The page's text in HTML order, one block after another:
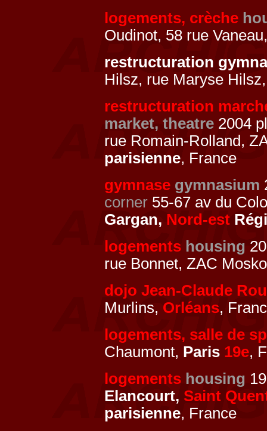
logements, crèche
Oudinot, 58 rue
restructuration
Hilsz, rue Maryse
restructuration
market, theatre 2004
rue Romain-Rolland,
parisienne, France
gymnase gymnasium
corner 55-67 av du
Gargan, Nord-est
logements housing
rue Bonnet, ZAC
dojo Jean-Claude
Murlins, Orléans,
logements, salle de
Chaumont, Paris 19e,
logements housing
Elancourt, Saint
parisienne, France